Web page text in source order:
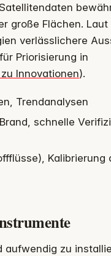
große Flächen. Laut
verlässlichere
Priorisierung in
Innovationen).
Trendanalysen
schnelle
Kalibrierung
aufwendig zu